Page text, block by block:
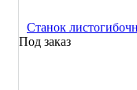
Станок
Под заказ